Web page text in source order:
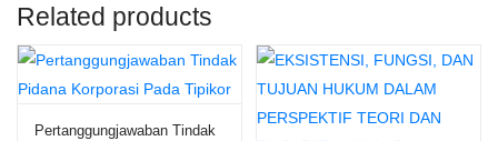
Related products
Pertanggungjawaban Tindak